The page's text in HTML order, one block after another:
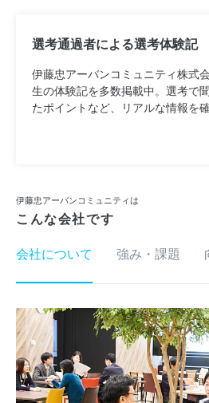
選考通過者による選考体験記
伊藤忠アーバンコミュニティ株式
生の体験記を多数掲載中。選考で
たポイントなど、リアルな情報を
伊藤忠アーバンコミュニティは
こんな会社です
会社について
強み・課題